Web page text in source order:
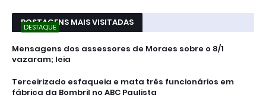
POSTAGENS MAIS VISITADAS
DESTAQUE
Mensagens dos assessores de Moraes sobre o 8/1
vazaram; leia
Terceirizado esfaqueia e mata três funcionários em
fábrica da Bombril no ABC Paulista